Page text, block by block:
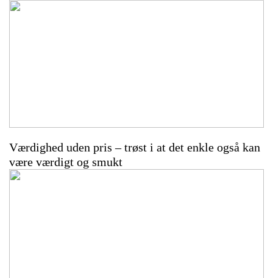
Værdighed uden pris – trøst i at det enkle også kan
være værdigt og smukt